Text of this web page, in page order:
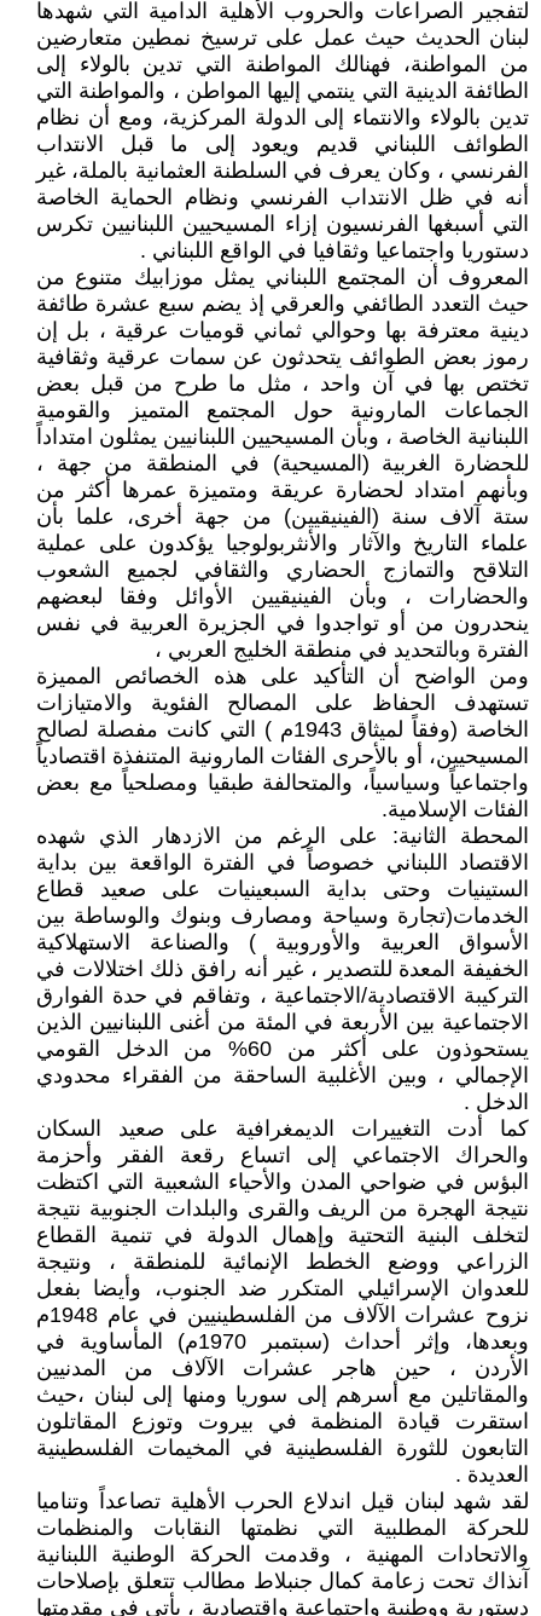
لتفجير الصراعات والحروب الأهلية الدامية التي شهدها
لبنان الحديث حيث عمل على ترسيخ نمطين متعارضين
من المواطنة، فهنالك المواطنة التي تدين بالولاء إلى
الطائفة الدينية التي ينتمي إليها المواطن ، والمواطنة التي
تدين بالولاء والانتماء إلى الدولة المركزية، ومع أن نظام
الطوائف اللبناني قديم ويعود إلى ما قبل الانتداب
الفرنسي ، وكان يعرف في السلطنة العثمانية بالملة، غير
أنه في ظل الانتداب الفرنسي ونظام الحماية الخاصة
التي أسبغها الفرنسيون إزاء المسيحيين اللبنانيين تكرس
دستوريا واجتماعيا وثقافيا في الواقع اللبناني .
المعروف أن المجتمع اللبناني يمثل موزابيك متنوع من
حيث التعدد الطائفي والعرقي إذ يضم سبع عشرة طائفة
دينية معترفة بها وحوالي ثماني قوميات عرقية ، بل إن
رموز بعض الطوائف يتحدثون عن سمات عرقية وثقافية
تختص بها في آن واحد ، مثل ما طرح من قبل بعض
الجماعات المارونية حول المجتمع المتميز والقومية
اللبنانية الخاصة ، وبأن المسيحيين اللبنانيين يمثلون امتداداً
للحضارة الغربية (المسيحية) في المنطقة من جهة ،
وبأنهم امتداد لحضارة عريقة ومتميزة عمرها أكثر من
ستة آلاف سنة (الفينيقيين) من جهة أخرى، علما بأن
علماء التاريخ والآثار والأنثربولوجيا يؤكدون على عملية
التلاقح والتمازج الحضاري والثقافي لجميع الشعوب
والحضارات ، وبأن الفينيقيين الأوائل وفقا لبعضهم
ينحدرون من أو تواجدوا في الجزيرة العربية في نفس
الفترة وبالتحديد في منطقة الخليج العربي ،
ومن الواضح أن التأكيد على هذه الخصائص المميزة
تستهدف الحفاظ على المصالح الفئوية والامتيازات
الخاصة (وفقاً لميثاق 1943م ) التي كانت مفصلة لصالح
المسيحيين، أو بالأحرى الفئات المارونية المتنفذة اقتصادياً
واجتماعياً وسياسياً، والمتحالفة طبقيا ومصلحياً مع بعض
الفئات الإسلامية.
المحطة الثانية: على الرغم من الازدهار الذي شهده
الاقتصاد اللبناني خصوصاً في الفترة الواقعة بين بداية
الستينيات وحتى بداية السبعينيات على صعيد قطاع
الخدمات(تجارة وسياحة ومصارف وبنوك والوساطة بين
الأسواق العربية والأوروبية ) والصناعة الاستهلاكية
الخفيفة المعدة للتصدير ، غير أنه رافق ذلك اختلالات في
التركيبة الاقتصادية/الاجتماعية ، وتفاقم في حدة الفوارق
الاجتماعية بين الأربعة في المئة من أغنى اللبنانيين الذين
يستحوذون على أكثر من 60% من الدخل القومي
الإجمالي ، وبين الأغلبية الساحقة من الفقراء محدودي
الدخل .
كما أدت التغييرات الديمغرافية على صعيد السكان
والحراك الاجتماعي إلى اتساع رقعة الفقر وأحزمة
البؤس في ضواحي المدن والأحياء الشعبية التي اكتظت
نتيجة الهجرة من الريف والقرى والبلدات الجنوبية نتيجة
لتخلف البنية التحتية وإهمال الدولة في تنمية القطاع
الزراعي ووضع الخطط الإنمائية للمنطقة ، ونتيجة
للعدوان الإسرائيلي المتكرر ضد الجنوب، وأيضا بفعل
نزوح عشرات الآلاف من الفلسطينيين في عام 1948م
وبعدها، وإثر أحداث (سبتمبر 1970م) المأساوية في
الأردن ، حين هاجر عشرات الآلاف من المدنيين
والمقاتلين مع أسرهم إلى سوريا ومنها إلى لبنان ،حيث
استقرت قيادة المنظمة في بيروت وتوزع المقاتلون
التابعون للثورة الفلسطينية في المخيمات الفلسطينية
العديدة .
لقد شهد لبنان قيل اندلاع الحرب الأهلية تصاعداً وتناميا
للحركة المطلبية التي نظمتها النقابات والمنظمات
والاتحادات المهنية ، وقدمت الحركة الوطنية اللبنانية
آنذاك تحت زعامة كمال جنبلاط مطالب تتعلق بإصلاحات
دستورية ووطنية واجتماعية واقتصادية ، يأتي في مقدمتها